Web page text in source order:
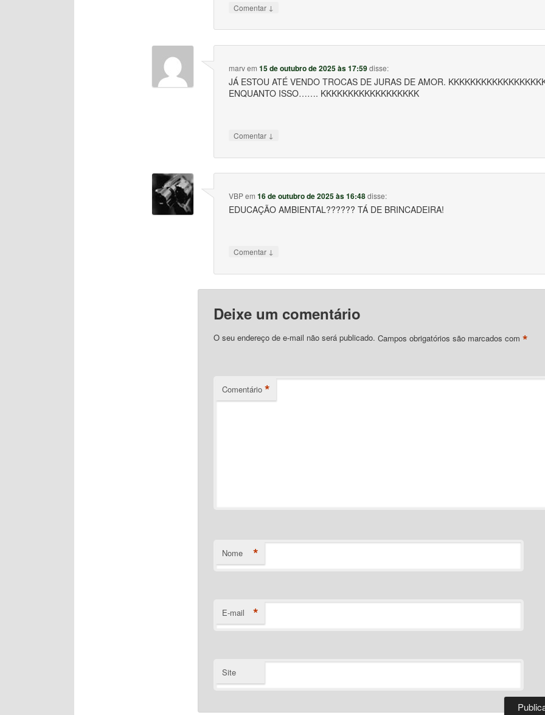
Comentar ↓
marvem15 de outubro de 2025 às 17:59disse:
JÁ ESTOU ATÉ VENDO TROCAS DE JURAS DE AMOR.
ENQUANTO ISSO……. KKKKKKKKKKKKKKKKKK
Comentar ↓
VBPem16 de outubro de 2025 às 16:48disse:
EDUCAÇÃO AMBIENTAL?????? TÁ DE BRINCADEIRA!
Comentar ↓
Deixe um comentário
O seu endereço de e-mail não será publicado. Campos obrigatórios são marcados com *
Comentário *
Nome *
E-mail *
Site